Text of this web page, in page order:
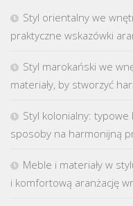
Styl orientalny we
praktyczne wskazówki
Styl marokański we
materiały, by stworzyć
Styl kolonialny: typowe
sposoby na harmonijną
Meble i materiały w
i komfortową aranżację